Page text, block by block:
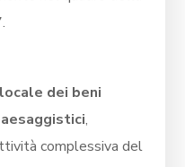
dei beni
,
complessiva del